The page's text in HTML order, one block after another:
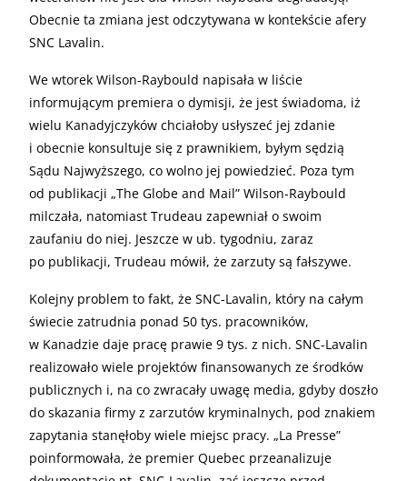
Obecnie ta zmiana jest odczytywana w kontekście afery
SNC Lavalin.
We wtorek Wilson-Raybould napisała w liście
informującym premiera o dymisji, że jest świadoma, iż
wielu Kanadyjczyków chciałoby usłyszeć jej zdanie
i obecnie konsultuje się z prawnikiem, byłym sędzią
Sądu Najwyższego, co wolno jej powiedzieć. Poza tym
od publikacji „The Globe and Mail” Wilson-Raybould
milczała, natomiast Trudeau zapewniał o swoim
zaufaniu do niej. Jeszcze w ub. tygodniu, zaraz
po publikacji, Trudeau mówił, że zarzuty są fałszywe.
Kolejny problem to fakt, że SNC-Lavalin, który na całym
świecie zatrudnia ponad 50 tys. pracowników,
w Kanadzie daje pracę prawie 9 tys. z nich. SNC-Lavalin
realizowało wiele projektów finansowanych ze środków
publicznych i, na co zwracały uwagę media, gdyby doszło
do skazania firmy z zarzutów kryminalnych, pod znakiem
zapytania stanęłoby wiele miejsc pracy. „La Presse”
poinformowała, że premier Quebec przeanalizuje